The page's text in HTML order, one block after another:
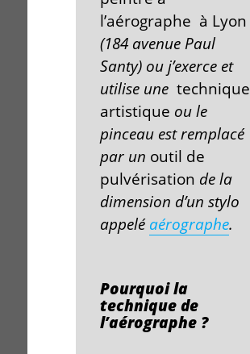
l’aérographe à Lyon
(184 avenue Paul
Santy) ou j’exerce et
utilise une technique
artistique ou le
pinceau est remplacé
par un outil de
pulvérisation de la
dimension d’un stylo
appeléaérographe.
Pourquoi la
technique de
l’aérographe ?